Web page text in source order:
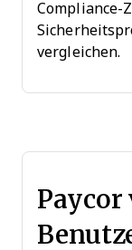
Compliance-
vergleichen.
Paycor